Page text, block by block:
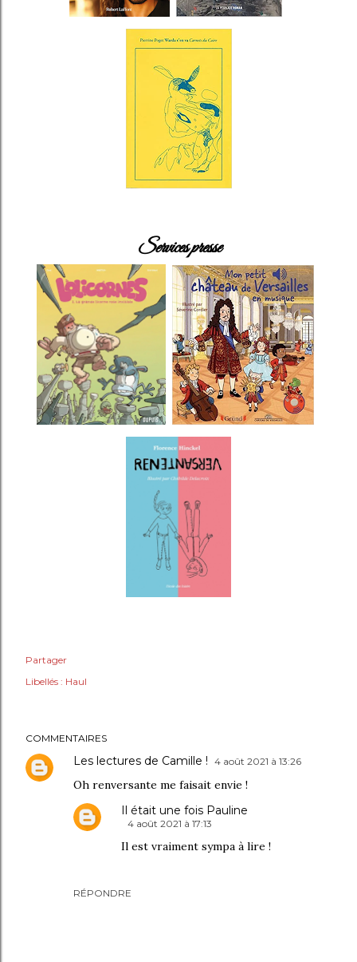
Services presse
Partager
Libellés : Haul
COMMENTAIRES
Les lectures de Camille ! 4 août 2021 à 13:26
Oh renversante me faisait envie !
RÉPONDRE
Il était une fois Pauline
4 août 2021 à 17:13
Il est vraiment sympa à lire !